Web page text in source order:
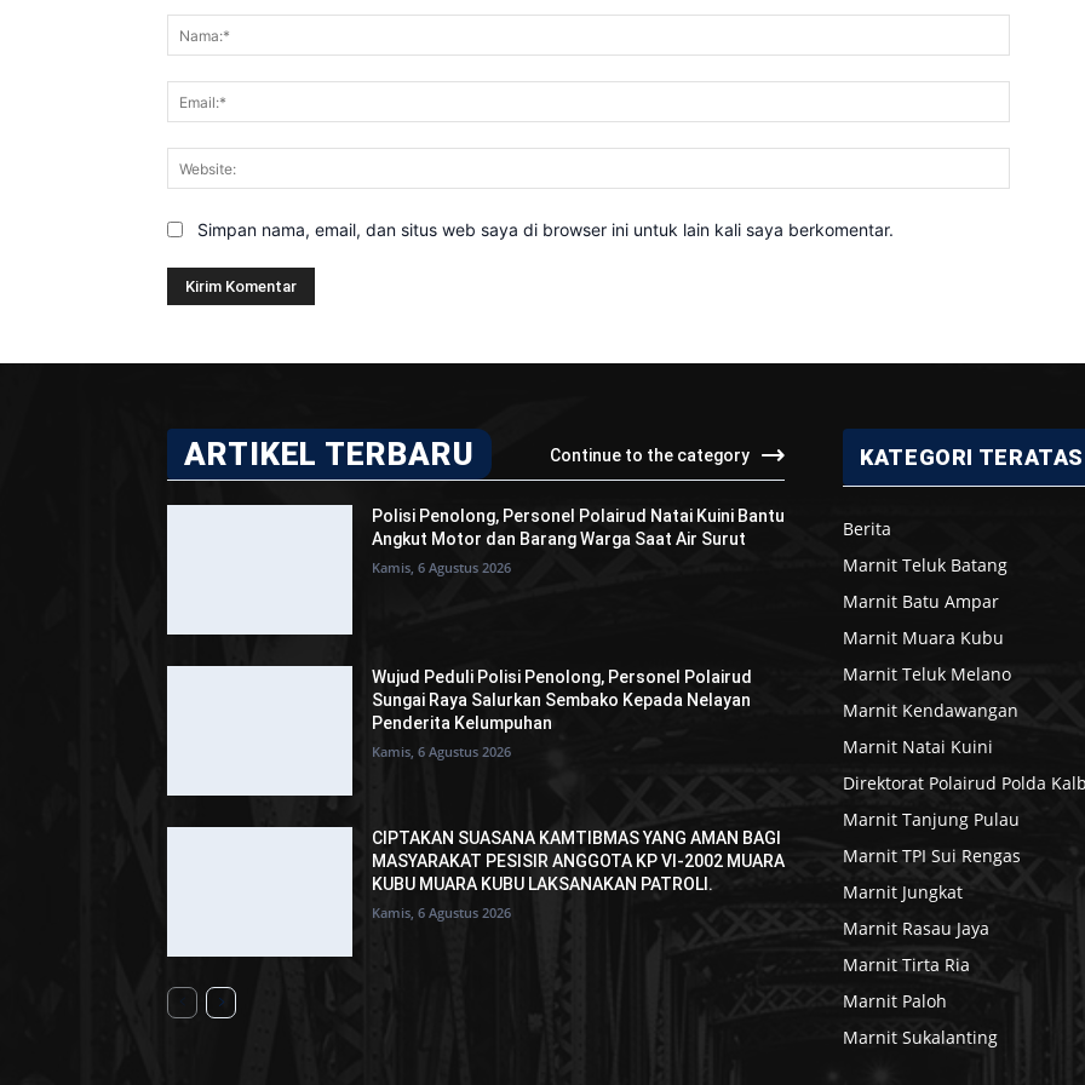
Simpan nama, email, dan situs web saya di browser ini untuk lain kali saya berkomentar.
ARTIKEL TERBARU Continue to the category
Polisi Penolong, Personel Polairud Natai Kuini Bantu
Angkut Motor dan Barang Warga Saat Air Surut
Kamis, 6 Agustus 2026
Wujud Peduli Polisi Penolong, Personel Polairud
Sungai Raya Salurkan Sembako Kepada Nelayan
Penderita Kelumpuhan
Kamis, 6 Agustus 2026
CIPTAKAN SUASANA KAMTIBMAS YANG AMAN BAGI
MASYARAKAT PESISIR ANGGOTA KP VI-2002 MUARA
KUBU MUARA KUBU LAKSANAKAN PATROLI.
Kamis, 6 Agustus 2026
KATEGORI TERATAS
Berita
Marnit Teluk Batang
Marnit Batu Ampar
Marnit Muara Kubu
Marnit Teluk Melano
Marnit Kendawangan
Marnit Natai Kuini
Direktorat Polairud Polda
Marnit Tanjung Pulau
Marnit TPI Sui Rengas
Marnit Jungkat
Marnit Rasau Jaya
Marnit Tirta Ria
Marnit Paloh
Marnit Sukalanting